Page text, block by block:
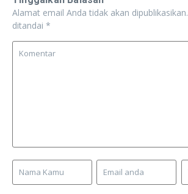
Alamat email Anda tidak akan dipublikasikan.
ditandai *